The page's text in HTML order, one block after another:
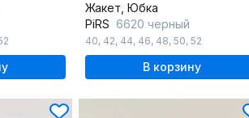
Жакет, Юбка
PiRS 6620 черный
40, 42, 44, 46, 48, 50, 52
В корзину